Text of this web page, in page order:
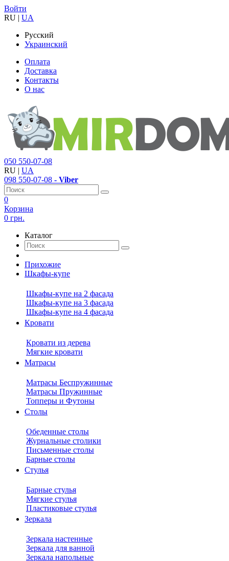
Войти
RU | UA
Русский
Украинский
Оплата
Доставка
Контакты
О нас
050 550-07-08
RU | UA
098 550-07-08 - Viber
0
Корзина
0 грн.
Каталог
Прихожие
Шкафы-купе
Шкафы-купе на 2 фасада
Шкафы-купе на 3 фасада
Шкафы-купе на 4 фасада
Кровати
Кровати из дерева
Мягкие кровати
Матрасы
Матрасы Беспружинные
Матрасы Пружинные
Топперы и Футоны
Столы
Обеденные столы
Журнальные столики
Письменные столы
Барные столы
Стулья
Барные стулья
Мягкие стулья
Пластиковые стулья
Зеркала
Зеркала настенные
Зеркала для ванной
Зеркала напольные